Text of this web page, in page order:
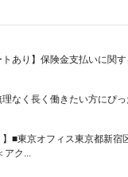
あり】保険金支払いに関す
なく長く働きたい方にぴっ
】■東京オフィス東京都新宿
アク...